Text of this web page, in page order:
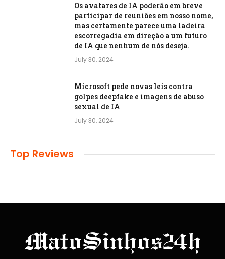
Os avatares de IA poderão em breve
participar de reuniões em nosso nome,
mas certamente parece uma ladeira
escorregadia em direção a um futuro
de IA que nenhum de nós deseja.
July 30, 2024
Microsoft pede novas leis contra
golpes deepfake e imagens de abuso
sexual de IA
July 30, 2024
Top Reviews